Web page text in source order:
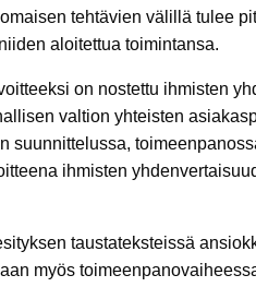
tehtävien välillä tulee
aloitettua toimintansa.
on nostettu ihmisten
valtion yhteisten
suunnittelussa,
ihmisten
taustateksteissä
myös